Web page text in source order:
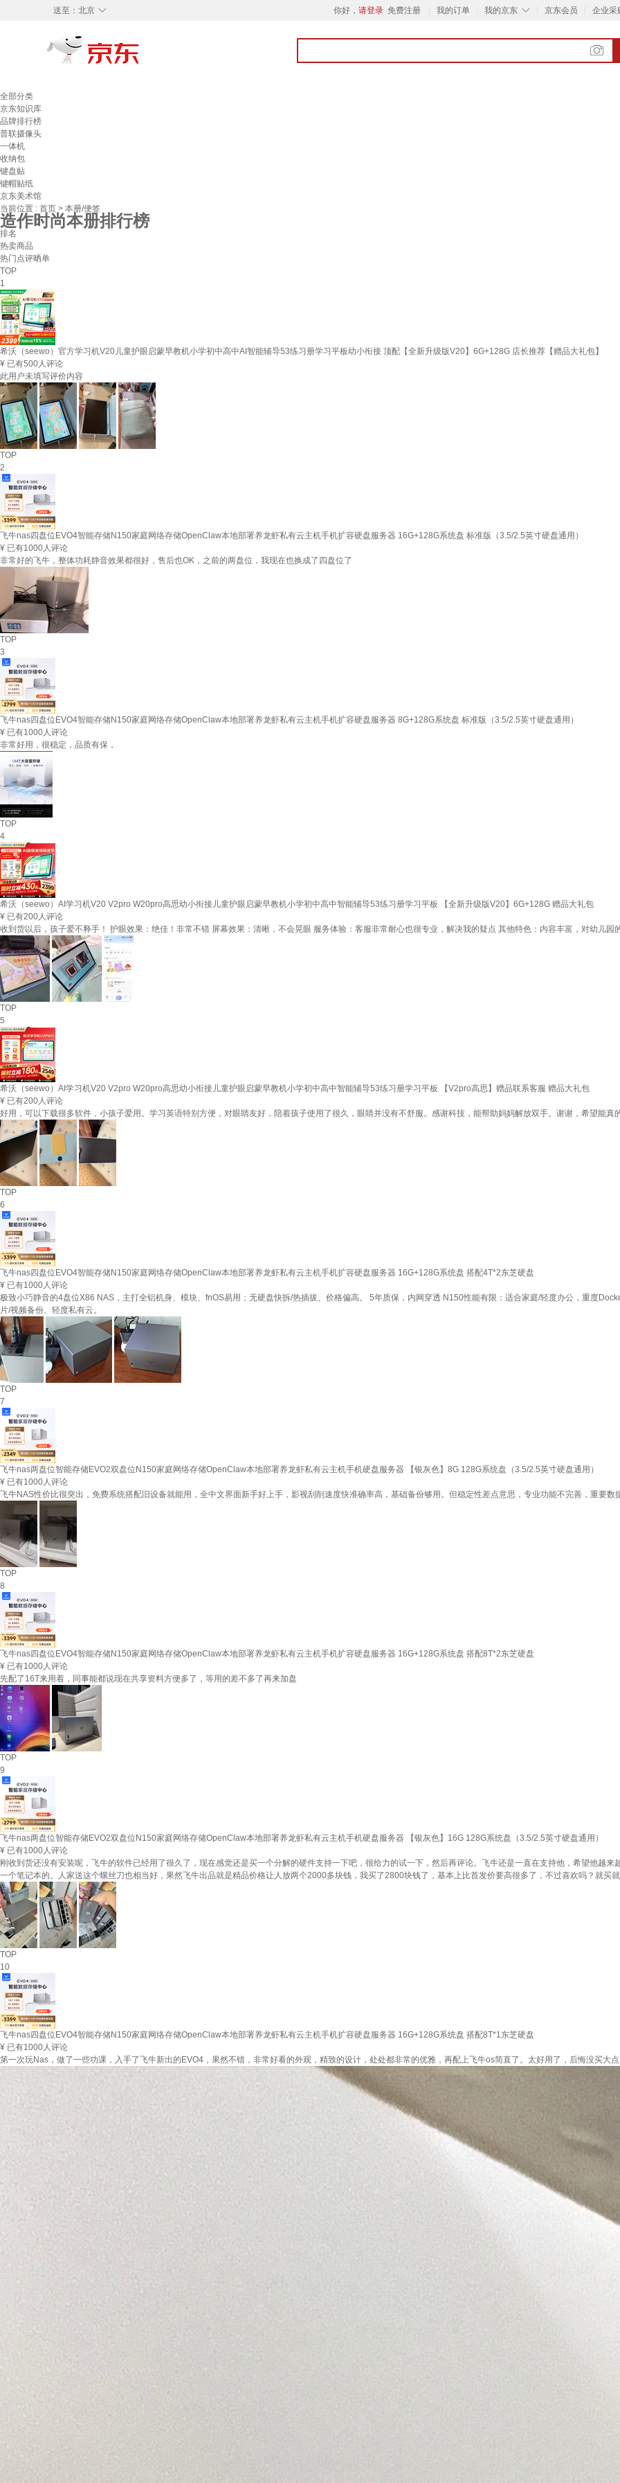
◇
送至： 北京 你好， 请登录 免费注册 我的订单 ◇
我的京东 京东会员 企业采
全部分类
京东知识库
品牌排行榜
普联摄像头
一体机
收纳包
键盘贴
键帽贴纸
京东美术馆
当前位置 : 首页 > 本册/便签
造作时尚本册排行榜
排名
热卖商品
热门点评晒单
TOP
1
希沃（seewo）官方学习机V20儿童护眼启蒙早教机小学初中高中AI智能辅导53练习册学习平板幼小衔接 顶配【全新升级版V20】6G+128G 店长推荐【赠品大礼包】
¥ 已有500人评论
此用户未填写评价内容
TOP
2
飞牛nas四盘位EVO4智能存储N150家庭网络存储OpenClaw本地部署养龙虾私有云主机手机扩容硬盘服务器 16G+128G系统盘 标准版（3.5/2.5英寸硬盘通用）
¥ 已有1000人评论
非常好的飞牛，整体功耗静音效果都很好，售后也OK，之前的两盘位，我现在也换成了四盘位了
TOP
3
飞牛nas四盘位EVO4智能存储N150家庭网络存储OpenClaw本地部署养龙虾私有云主机手机扩容硬盘服务器 8G+128G系统盘 标准版（3.5/2.5英寸硬盘通用）
¥ 已有1000人评论
非常好用，很稳定，品质有保，
TOP
4
希沃（seewo）AI学习机V20 V2pro W20pro高思幼小衔接儿童护眼启蒙早教机小学初中高中智能辅导53练习册学习平板 【全新升级版V20】6G+128G 赠品大礼包
¥ 已有200人评论
收到货以后，孩子爱不释手！ 护眼效果：绝佳！非常不错 屏幕效果：清晰，不会晃眼 服务体验：客服非常耐心也很专业，解决我的疑点 其他特色：内容丰富，对幼儿园
TOP
5
希沃（seewo）AI学习机V20 V2pro W20pro高思幼小衔接儿童护眼启蒙早教机小学初中高中智能辅导53练习册学习平板 【V2pro高思】赠品联系客服 赠品大礼包
¥ 已有200人评论
好用，可以下载很多软件，小孩子爱用。学习英语特别方便，对眼睛友好，陪着孩子使用了很久，眼睛并没有不舒服。感谢科技，能帮助妈妈解放双手。谢谢，希望能真
TOP
6
飞牛nas四盘位EVO4智能存储N150家庭网络存储OpenClaw本地部署养龙虾私有云主机手机扩容硬盘服务器 16G+128G系统盘 搭配4T*2东芝硬盘
¥ 已有1000人评论
极致小巧静音的4盘位X86 NAS，主打全铝机身、模块、fnOS易用；无硬盘快拆/热插拔、价格偏高。 5年质保，内网穿透 N150性能有限：适合家庭/轻度办公，重度
片/视频备份、轻度私有云。
TOP
7
飞牛nas两盘位智能存储EVO2双盘位N150家庭网络存储OpenClaw本地部署养龙虾私有云主机手机硬盘服务器 【银灰色】8G 128G系统盘（3.5/2.5英寸硬盘通用）
¥ 已有1000人评论
飞牛NAS性价比很突出，免费系统搭配旧设备就能用，全中文界面新手好上手，影视刮削速度快准确率高，基础备份够用。但稳定性差点意思，专业功能不完善，重要数
TOP
8
飞牛nas四盘位EVO4智能存储N150家庭网络存储OpenClaw本地部署养龙虾私有云主机手机扩容硬盘服务器 16G+128G系统盘 搭配8T*2东芝硬盘
¥ 已有1000人评论
先配了16T来用着，同事能都说现在共享资料方便多了，等用的差不多了再来加盘
TOP
9
飞牛nas两盘位智能存储EVO2双盘位N150家庭网络存储OpenClaw本地部署养龙虾私有云主机手机硬盘服务器 【银灰色】16G 128G系统盘（3.5/2.5英寸硬盘通用）
¥ 已有1000人评论
刚收到货还没有安装呢，飞牛的软件已经用了很久了，现在感觉还是买一个分解的硬件支持一下吧，很给力的试一下，然后再评论。飞牛还是一直在支持他，希望他越
一个笔记本的。人家送这个螺丝刀也相当好，果然飞牛出品就是精品价格让人放两个2000多块钱，我买了2800块钱了，基本上比首发价要高很多了，不过喜欢吗？就买
TOP
10
飞牛nas四盘位EVO4智能存储N150家庭网络存储OpenClaw本地部署养龙虾私有云主机手机扩容硬盘服务器 16G+128G系统盘 搭配8T*1东芝硬盘
¥ 已有1000人评论
第一次玩Nas，做了一些功课，入手了飞牛新出的EVO4，果然不错，非常好看的外观，精致的设计，处处都非常的优雅，再配上飞牛os简直了。太好用了，后悔没买大点